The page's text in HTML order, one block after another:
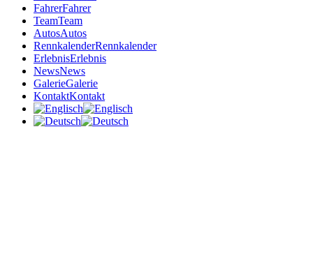
FahrerFahrer
TeamTeam
AutosAutos
RennkalenderRennkalender
ErlebnisErlebnis
NewsNews
GalerieGalerie
KontaktKontakt